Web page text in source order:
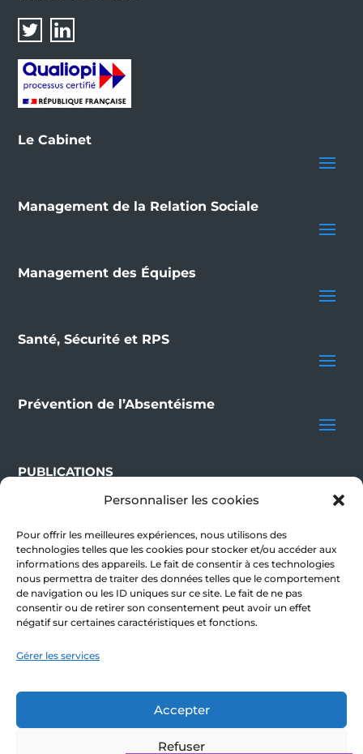
Personnaliser les cookies
Pour offrir les meilleures expériences, nous utilisons des
technologies telles que les cookies pour stocker et/ou accéder aux
informations des appareils. Le fait de consentir à ces technologies
nous permettra de traiter des données telles que le comportement
de navigation ou les ID uniques sur ce site. Le fait de ne pas
consentir ou de retirer son consentement peut avoir un effet
négatif sur certaines caractéristiques et fonctions.
Gérer les services
Accepter
Refuser
Le Cabinet
Management de la Relation Sociale
Management des Équipes
Santé, Sécurité et RPS
Prévention de l’Absentéisme
PUBLICATIONS
NOUS CONTACTER
S’inscrire à la newsletter !